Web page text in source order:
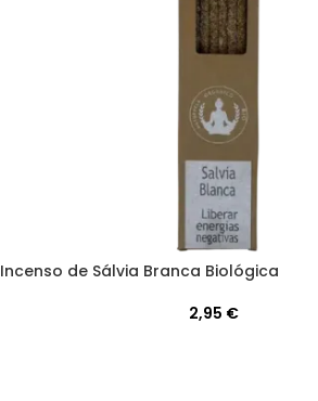
Incenso de Sálvia Branca Biológica
2,95 €